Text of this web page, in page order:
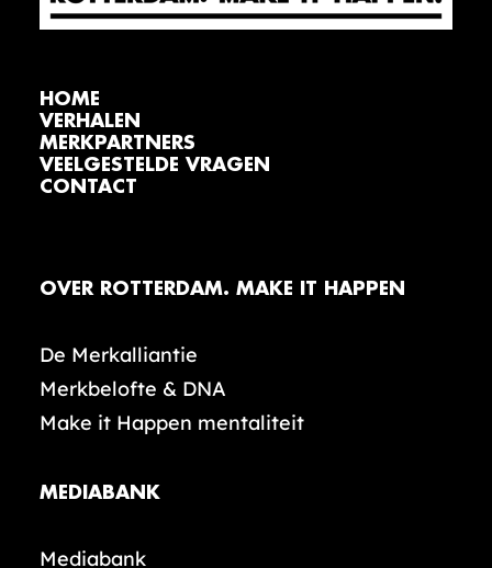
HOME
VERHALEN
MERKPARTNERS
VEELGESTELDE VRAGEN
CONTACT
OVER ROTTERDAM. MAKE IT HAPPEN
De Merkalliantie
Merkbelofte & DNA
Make it Happen mentaliteit
MEDIABANK
Mediabank